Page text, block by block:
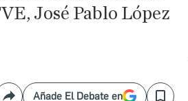
José Pablo López
Añade El Debate en